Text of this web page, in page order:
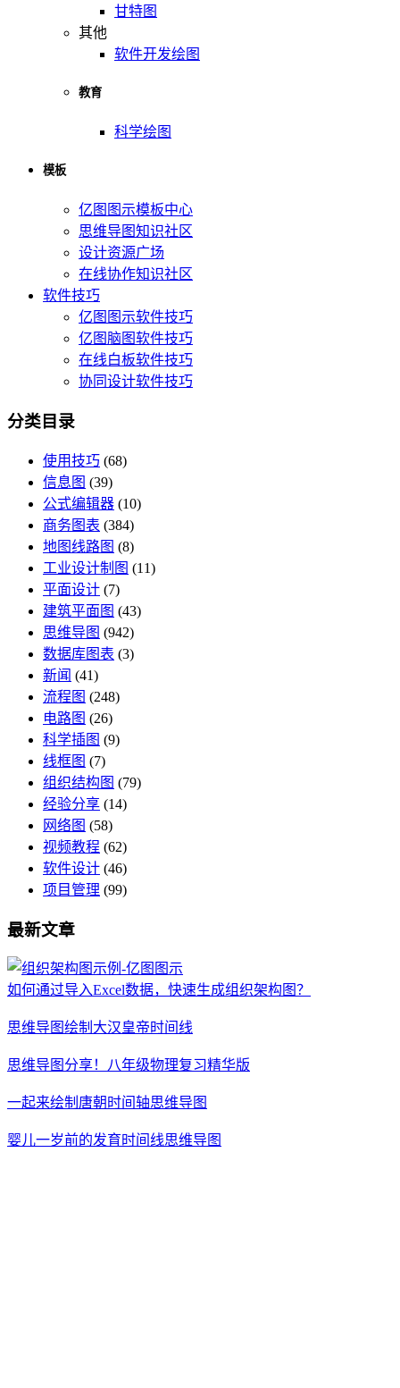
甘特图
其他
软件开发绘图
教育
科学绘图
模板
亿图图示模板中心
思维导图知识社区
设计资源广场
在线协作知识社区
软件技巧
亿图图示软件技巧
亿图脑图软件技巧
在线白板软件技巧
协同设计软件技巧
分类目录
使用技巧 (68)
信息图 (39)
公式编辑器 (10)
商务图表 (384)
地图线路图 (8)
工业设计制图 (11)
平面设计 (7)
建筑平面图 (43)
思维导图 (942)
数据库图表 (3)
新闻 (41)
流程图 (248)
电路图 (26)
科学插图 (9)
线框图 (7)
组织结构图 (79)
经验分享 (14)
网络图 (58)
视频教程 (62)
软件设计 (46)
项目管理 (99)
最新文章
如何通过导入Excel数据，快速生成组织架构图？
思维导图绘制大汉皇帝时间线
思维导图分享！八年级物理复习精华版
一起来绘制唐朝时间轴思维导图
婴儿一岁前的发育时间线思维导图